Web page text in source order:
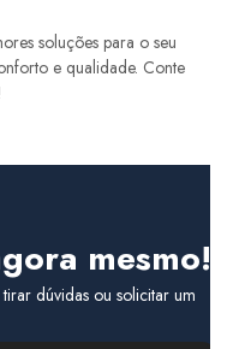
soluções para o seu
e qualidade. Conte
mesmo!
dúvidas ou solicitar um